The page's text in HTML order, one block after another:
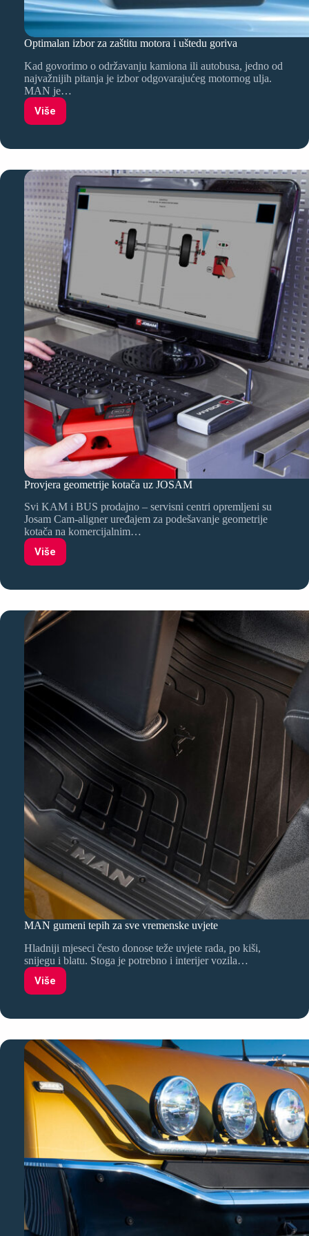
Optimalan izbor za zaštitu motora i uštedu goriva
Kad govorimo o održavanju kamiona ili autobusa, jedno od
najvažnijih pitanja je izbor odgovarajućeg motornog ulja.
MAN je…
VišeOptimalan
izbor
zaštitu
i
uštedu
goriva
Provjera geometrije kotača uz JOSAM
Svi KAM i BUS prodajno – servisni centri opremljeni su
Josam Cam-aligner uređajem za podešavanje geometrije
kotača na komercijalnim…
VišeProvjera
geometrije
MAN gumeni tepih za sve vremenske uvjete
Hladniji mjeseci često donose teže uvjete rada, po kiši,
snijegu i blatu. Stoga je potrebno i interijer vozila…
VišeMAN
gumeni
vremenske
uvjete